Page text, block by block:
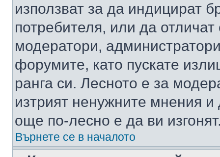
използват за да индицират
потребителя, или да
модератори,
форумите, като пускате
ранга си. Лесното е за
изтрият ненужните мнения
още по-лесно е да ви
Върнете се в началото